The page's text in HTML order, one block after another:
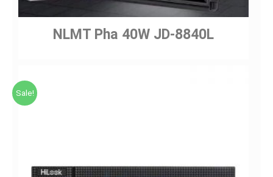
NLMT Pha 40W JD-8840L
Sale!